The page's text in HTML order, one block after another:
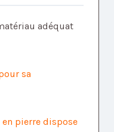
adéquat
en pierre dispose